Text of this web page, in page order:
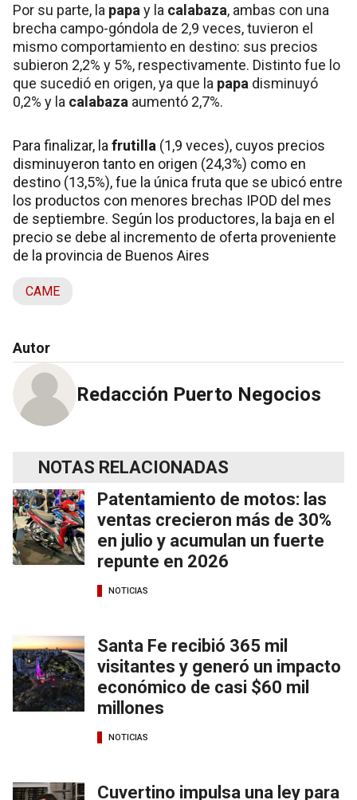
Por su parte, la papa y la calabaza, ambas con una
brecha campo-góndola de 2,9 veces, tuvieron el
mismo comportamiento en destino: sus precios
subieron 2,2% y 5%, respectivamente. Distinto fue lo
que sucedió en origen, ya que la papa disminuyó
0,2% y la calabaza aumentó 2,7%.
Para finalizar, la frutilla (1,9 veces), cuyos precios
disminuyeron tanto en origen (24,3%) como en
destino (13,5%), fue la única fruta que se ubicó entre
los productos con menores brechas IPOD del mes
de septiembre. Según los productores, la baja en el
precio se debe al incremento de oferta proveniente
de la provincia de Buenos Aires
CAME
Autor
Redacción Puerto Negocios
NOTAS RELACIONADAS
Patentamiento de motos: las
ventas crecieron más de 30%
en julio y acumulan un fuerte
repunte en 2026
NOTICIAS
Santa Fe recibió 365 mil
visitantes y generó un impacto
económico de casi $60 mil
millones
NOTICIAS
Cuvertino impulsa una ley para